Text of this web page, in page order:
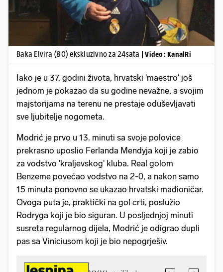
Baka Elvira (80) ekskluzivno za 24sata | Video: KanalRi
Iako je u 37. godini života, hrvatski 'maestro' još
jednom je pokazao da su godine nevažne, a svojim
majstorijama na terenu ne prestaje oduševljavati
sve ljubitelje nogometa.
Modrić je prvo u 13. minuti sa svoje polovice
prekrasno uposlio Ferlanda Mendyja koji je zabio
za vodstvo 'kraljevskog' kluba. Real golom
Benzeme povećao vodstvo na 2-0, a nakon samo
15 minuta ponovno se ukazao hrvatski mađioničar.
Ovoga puta je, praktički na gol crti, poslužio
Rodryga koji je bio siguran. U posljednjoj minuti
susreta regularnog dijela, Modrić je odigrao dupli
pas sa Viniciusom koji je bio nepogrješiv.